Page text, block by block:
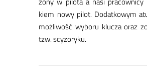
kiem no­wy pi­lot. Do­dat­ko­wym
moż­li­wość wy­bo­ru klu­cza oraz
tzw. scy­zo­ry­ku.